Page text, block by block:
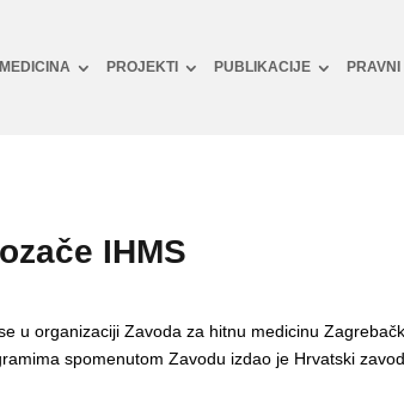
PROJEKTI PUBLIKACIJE PRAVNI
IHMS
u organizaciji Zavoda za hitnu medicinu
spomenutom Zavodu izdao je Hrvatski